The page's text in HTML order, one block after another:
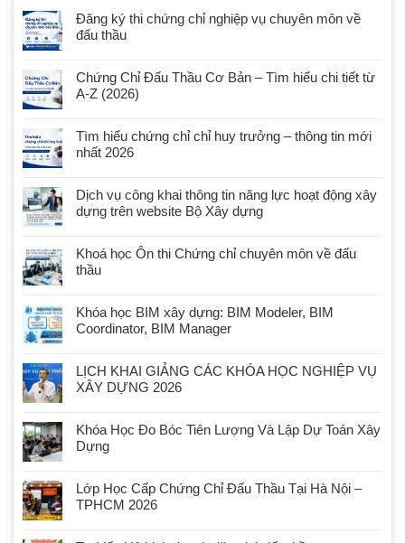
Đăng ký thi chứng chỉ nghiệp vụ chuyên môn về
đấu thầu
Chứng Chỉ Đấu Thầu Cơ Bản – Tìm hiểu chi tiết từ
A-Z (2026)
Tìm hiểu chứng chỉ chỉ huy trưởng – thông tin mới
nhất 2026
Dịch vụ công khai thông tin năng lực hoạt động xây
dựng trên website Bộ Xây dựng
Khoá học Ôn thi Chứng chỉ chuyên môn về đấu
thầu
Khóa học BIM xây dựng: BIM Modeler, BIM
Coordinator, BIM Manager
LỊCH KHAI GIẢNG CÁC KHÓA HỌC NGHIỆP VỤ
XÂY DỰNG 2026
Khóa Học Đo Bóc Tiên Lượng Và Lập Dự Toán Xây
Dựng
Lớp Học Cấp Chứng Chỉ Đấu Thầu Tại Hà Nội –
TPHCM 2026